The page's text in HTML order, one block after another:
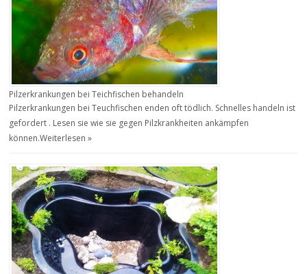
Pilzerkrankungen bei Teichfischen behandeln
Pilzerkrankungen bei Teuchfischen enden oft tödlich. Schnelles handeln ist
gefordert . Lesen sie wie sie gegen Pilzkrankheiten ankämpfen
können.Weiterlesen »